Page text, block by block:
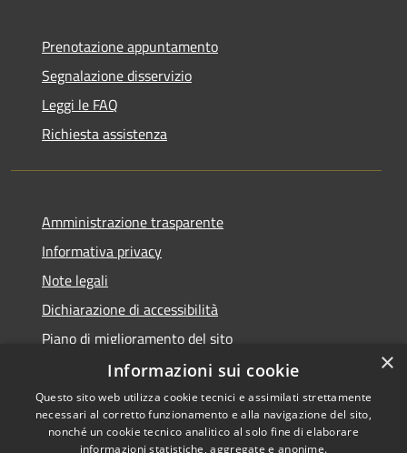
Prenotazione appuntamento
Segnalazione disservizio
Leggi le FAQ
Richiesta assistenza
Amministrazione trasparente
Informativa privacy
Note legali
Dichiarazione di accessibilità
Piano di miglioramento del sito
Copyright © 2026 • Comune di
×
Informazioni sui cookie
Questo sito web utilizza cookie tecnici e assimilati strettamente
necessari al corretto funzionamento e alla navigazione del sito,
nonché un cookie tecnico analitico al solo fine di elaborare
informazioni statistiche, aggregate e anonime.